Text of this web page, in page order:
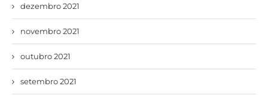
dezembro 2021
novembro 2021
outubro 2021
setembro 2021